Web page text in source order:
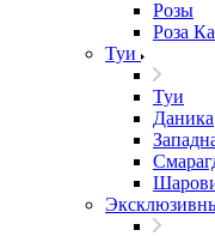
Розы
Роза
Туи
Туи
Даника